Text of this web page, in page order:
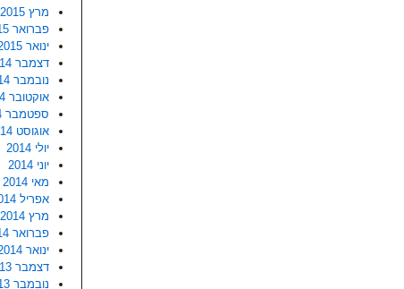
מרץ 2015
פברואר 2015
ינואר 2015
דצמבר 2014
נובמבר 2014
אוקטובר 2014
ספטמבר 2014
אוגוסט 2014
יולי 2014
יוני 2014
מאי 2014
אפריל 2014
מרץ 2014
פברואר 2014
ינואר 2014
דצמבר 2013
נובמבר 2013